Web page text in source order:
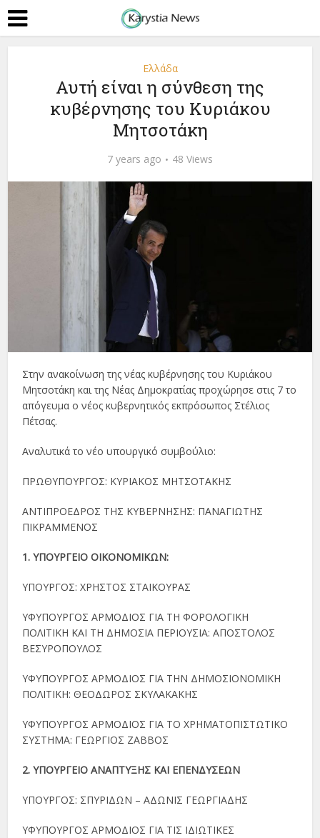
Ελλάδα
Αυτή είναι η σύνθεση της
κυβέρνησης του Κυριάκου
Μητσοτάκη
7 years ago 48 Views
Στην ανακοίνωση της νέας κυβέρνησης του Κυριάκου
Μητσοτάκη και της Νέας Δημοκρατίας προχώρησε στις 7 το
απόγευμα ο νέος κυβερνητικός εκπρόσωπος Στέλιος
Πέτσας.
Αναλυτικά το νέο υπουργικό συμβούλιο:
ΠΡΩΘΥΠΟΥΡΓΟΣ: ΚΥΡΙΑΚΟΣ ΜΗΤΣΟΤΑΚΗΣ
ΑΝΤΙΠΡΟΕΔΡΟΣ ΤΗΣ ΚΥΒΕΡΝΗΣΗΣ: ΠΑΝΑΓΙΩΤΗΣ
ΠΙΚΡΑΜΜΕΝΟΣ
1. ΥΠΟΥΡΓΕΙΟ ΟΙΚΟΝΟΜΙΚΩΝ:
ΥΠΟΥΡΓΟΣ: ΧΡΗΣΤΟΣ ΣΤΑΙΚΟΥΡΑΣ
ΥΦΥΠΟΥΡΓΟΣ ΑΡΜΟΔΙΟΣ ΓΙΑ ΤΗ ΦΟΡΟΛΟΓΙΚΗ
ΠΟΛΙΤΙΚΗ ΚΑΙ ΤΗ ΔΗΜΟΣΙΑ ΠΕΡΙΟΥΣΙΑ: ΑΠΟΣΤΟΛΟΣ
ΒΕΣΥΡΟΠΟΥΛΟΣ
ΥΦΥΠΟΥΡΓΟΣ ΑΡΜΟΔΙΟΣ ΓΙΑ ΤΗΝ ΔΗΜΟΣΙΟΝΟΜΙΚΗ
ΠΟΛΙΤΙΚΗ: ΘΕΟΔΩΡΟΣ ΣΚΥΛΑΚΑΚΗΣ
ΥΦΥΠΟΥΡΓΟΣ ΑΡΜΟΔΙΟΣ ΓΙΑ ΤΟ ΧΡΗΜΑΤΟΠΙΣΤΩΤΙΚΟ
ΣΥΣΤΗΜΑ: ΓΕΩΡΓΙΟΣ ΖΑΒΒΟΣ
2. ΥΠΟΥΡΓΕΙΟ ΑΝΑΠΤΥΞΗΣ ΚΑΙ ΕΠΕΝΔΥΣΕΩΝ
ΥΠΟΥΡΓΟΣ: ΣΠΥΡΙΔΩΝ – ΑΔΩΝΙΣ ΓΕΩΡΓΙΑΔΗΣ
ΥΦΥΠΟΥΡΓΟΣ ΑΡΜΟΔΙΟΣ ΓΙΑ ΤΙΣ ΙΔΙΩΤΙΚΕΣ